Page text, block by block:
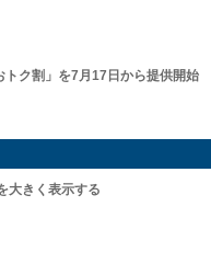
トク割」を7月17日から提供開始
大きく表示する